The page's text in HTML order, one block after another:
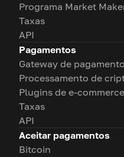
Programa Market
Taxas
API
Pagamentos
Gateway de pagamento
Processamento de
Plugins de e-commerce
Taxas
API
Aceitar pagamentos
Bitcoin